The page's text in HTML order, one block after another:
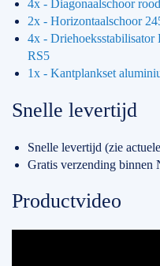
4x - Diagonaalschoor
2x - Horizontaalschoor
4x -
RS5
1x - Kantplankset
Snelle levertijd
Snelle levertijd (zie
Gratis verzending binnen
Productvideo